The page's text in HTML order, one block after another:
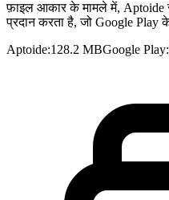
फ़ाइल आकार के मामले में,
प्रदान करता है, जो Google
Aptoide:128.2 MBGoogle Play: